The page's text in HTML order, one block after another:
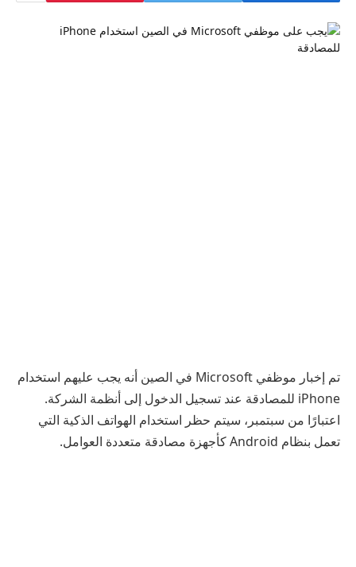
تم إخبار موظفي Microsoft في الصين أنه يجب عليهم استخدام
iPhone للمصادقة عند تسجيل الدخول إلى أنظمة الشركة.
اعتبارًا من سبتمبر، سيتم حظر استخدام الهواتف الذكية التي
تعمل بنظام Android كأجهزة مصادقة متعددة العوامل.